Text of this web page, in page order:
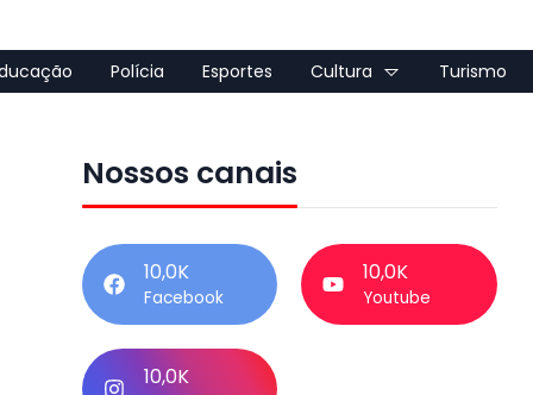
Polícia Esportes Cultura Turismo
Nossos canais
10,0K
Facebook
10,0K
Youtube
10,0K